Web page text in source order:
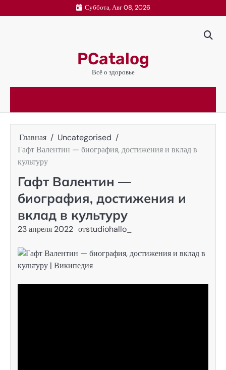
к
Суббота, Авг 08, 2026
PCatalog
Всё о здоровье
Главная
Uncategorised
Гафт Валентин — биография, достижения и вклад в
культуру
Гафт Валентин —
биография, достижения и
вклад в культуру
23 апреля 2022 отstudiohallo_